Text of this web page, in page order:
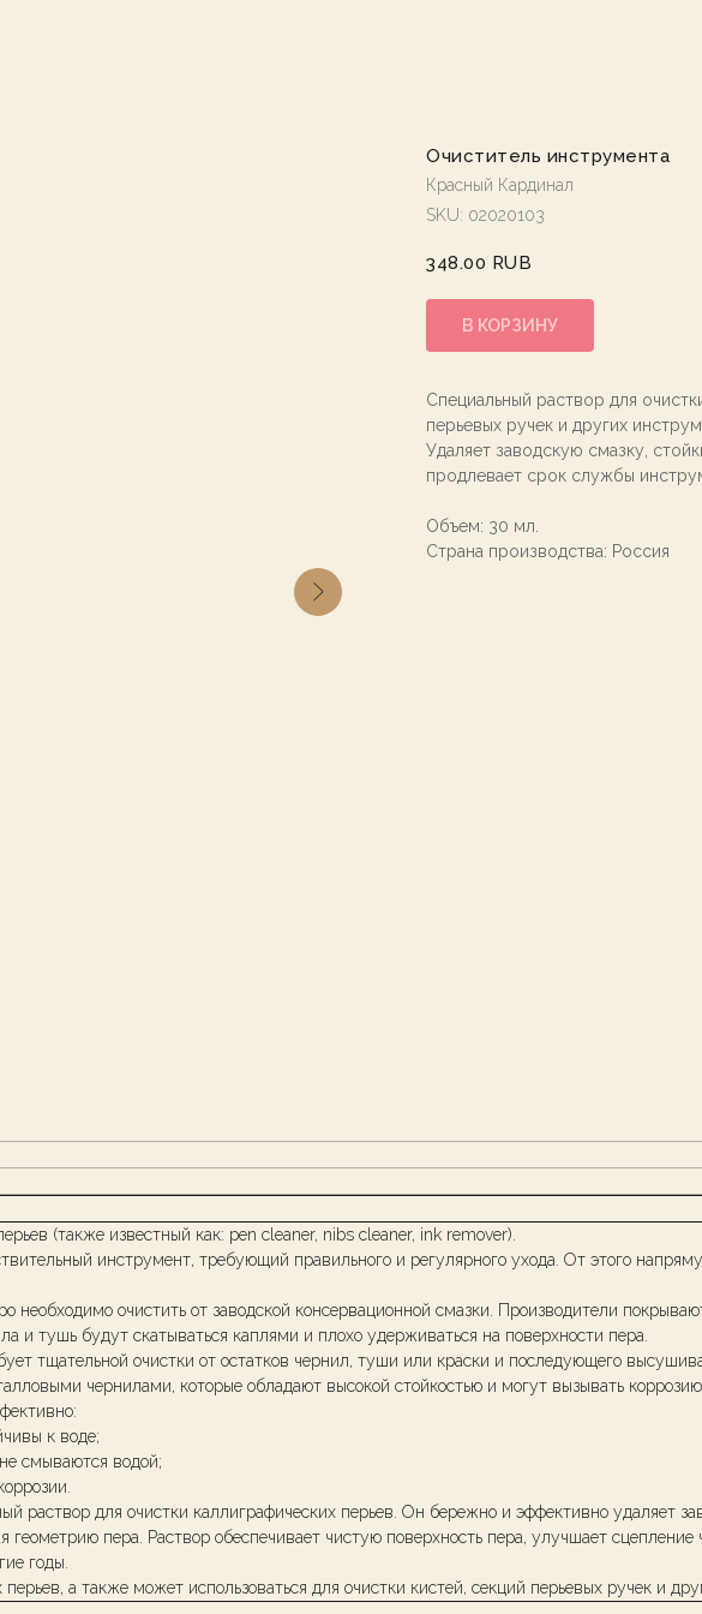
Очиститель инструмента
Красный Кардинал
SKU: 02020103
348.00 RUB
В КОРЗИНУ
Специальный раствор для
перьевых ручек и других
Удаляет заводскую смазку,
продлевает срок службы
Объем: 30 мл.
Страна производства: Россия
(также известный как: pen cleaner, nibs cleaner, ink remover).
инструмент, требующий правильного и регулярного ухода. От этого
необходимо очистить от заводской консервационной смазки. Производители
и тушь будут скатываться каплями и плохо удерживаться на поверхности пера.
тщательной очистки от остатков чернил, туши или краски и последующего
чернилами, которые обладают высокой стойкостью и могут вызывать
к воде;
смываются водой;
раствор для очистки каллиграфических перьев. Он бережно и эффективно удаляет
пера. Раствор обеспечивает чистую поверхность пера, улучшает
годы.
а также может использоваться для очистки кистей, секций перьевых ручек и